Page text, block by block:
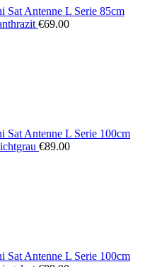
Sat Antenne L Serie 85cm
€69.00
Sat Antenne L Serie 100cm
€89.00
Sat Antenne L Serie 100cm